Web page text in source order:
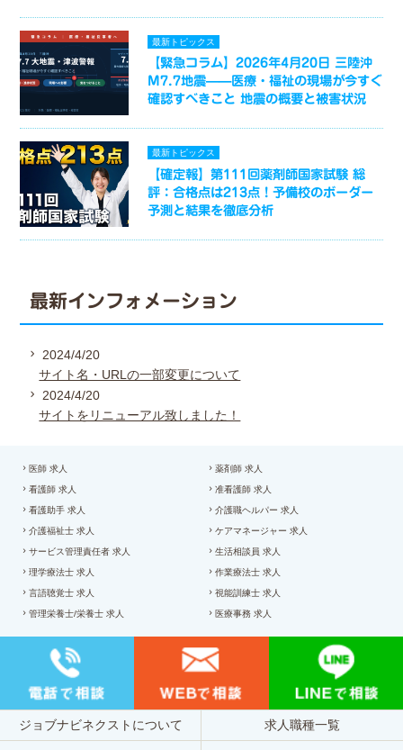
最新トピックス
【緊急コラム】2026年4月20日 三陸沖
M7.7地震——医療・福祉の現場が今すぐ
確認すべきこと 地震の概要と被害状況
最新トピックス
【確定報】第111回薬剤師国家試験 総
評：合格点は213点！予備校のボーダー
予測と結果を徹底分析
最新インフォメーション
2024/4/20
サイト名・URLの一部変更について
2024/4/20
サイトをリニューアル致しました！
医師 求人 薬剤師 求人
看護師 求人 准看護師 求人
看護助手 求人 介護職ヘルパー 求人
介護福祉士 求人 ケアマネージャー 求人
サービス管理責任者 求人 生活相談員 求人
理学療法士 求人 作業療法士 求人
言語聴覚士 求人 視能訓練士 求人
管理栄養士/栄養士 求人 医療事務 求人
ジョブナビネクストについて 求人職種一覧